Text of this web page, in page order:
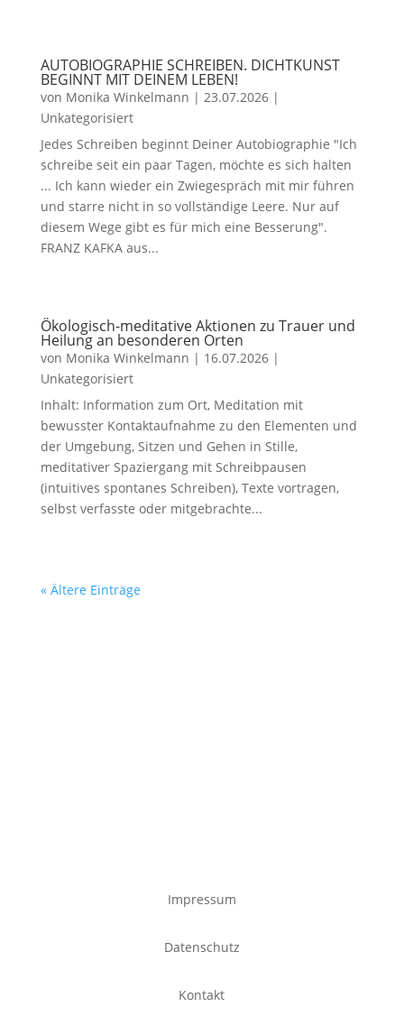
AUTOBIOGRAPHIE SCHREIBEN. DICHTKUNST
BEGINNT MIT DEINEM LEBEN!
von Monika Winkelmann | 23.07.2026|
Unkategorisiert
Jedes Schreiben beginnt Deiner Autobiographie "Ich
schreibe seit ein paar Tagen, möchte es sich halten
... Ich kann wieder ein Zwiegespräch mit mir führen
und starre nicht in so vollständige Leere. Nur auf
diesem Wege gibt es für mich eine Besserung".
FRANZ KAFKA aus...
Ökologisch-meditative Aktionen zu Trauer und
Heilung an besonderen Orten
von Monika Winkelmann | 16.07.2026|
Unkategorisiert
Inhalt: Information zum Ort, Meditation mit
bewusster Kontaktaufnahme zu den Elementen und
der Umgebung, Sitzen und Gehen in Stille,
meditativer Spaziergang mit Schreibpausen
(intuitives spontanes Schreiben), Texte vortragen,
selbst verfasste oder mitgebrachte...
« Ältere Einträge
Impressum
Datenschutz
Kontakt